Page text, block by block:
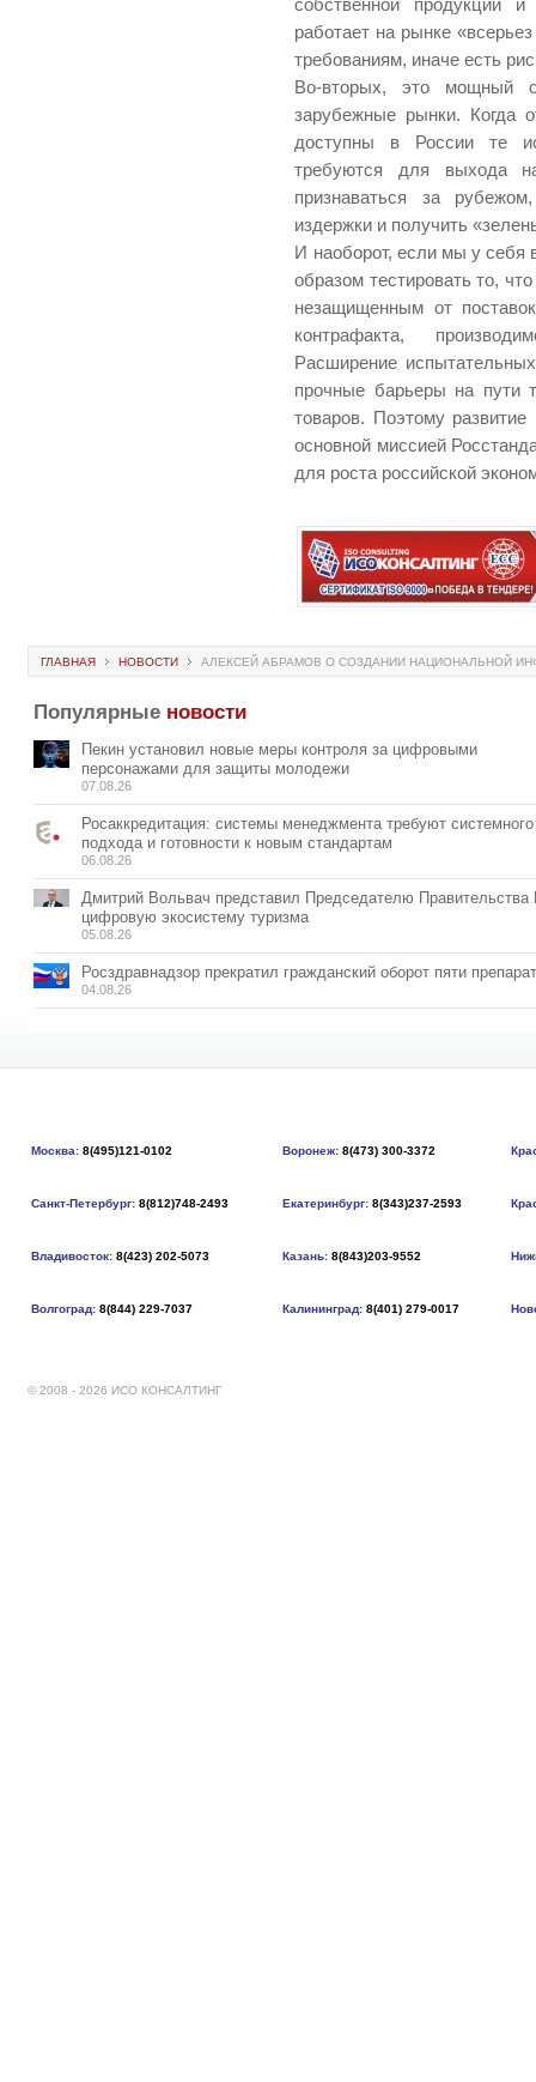
собственной продукции и
работает на рынке
требованиям, иначе есть
Во-вторых, это мощный
зарубежные рынки. Когда
доступны в России те
требуются для выхода
признаваться за
издержки и получить
И наоборот, если мы у
образом тестировать то,
незащищенным от
контрафакта,
Расширение
прочные барьеры на пути
товаров. Поэтому
основной миссией
для роста российской
ГЛАВНАЯ НОВОСТИ АЛЕКСЕЙ АБРАМОВ О СОЗДАНИИ НАЦИОНАЛЬНОЙ
Популярные новости
Пекин установил новые меры контроля за цифровыми
персонажами для защиты молодежи
07.08.26
Росаккредитация: системы менеджмента требуют системного
подхода и готовности к новым стандартам
06.08.26
Дмитрий Вольвач представил Председателю
цифровую экосистему туризма
05.08.26
Росздравнадзор прекратил гражданский оборот пяти
04.08.26
Москва: 8(495)121-0102 Воронеж: 8(473) 300-3372
Санкт-Петербург: 8(812)748-2493 Екатеринбург: 8(343)237-2593
Владивосток: 8(423) 202-5073 Казань: 8(843)203-9552
Волгоград: 8(844) 229-7037 Калининград: 8(401) 279-0017
© 2008 - 2026 ИСО КОНСАЛТИНГ